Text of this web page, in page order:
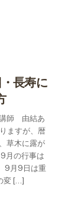
・長寿に
講師 由結あ
ますが、暦
草木に露が
月の行事は
9月9日は重
変 […]